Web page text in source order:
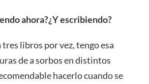
ahora?¿Y escribiendo?
tres libros por vez, tengo esa
de a sorbos en distintos
hacerlo cuando se